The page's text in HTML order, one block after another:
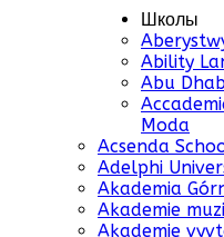
Школы
Ability
Abu
Moda
Acsenda
Adelphi
Akademia
Akademie
Akademie